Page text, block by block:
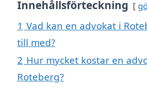
Innehållsförteckning
1 Vad kan en advokat i
till med?
2 Hur mycket kostar en
Roteberg?